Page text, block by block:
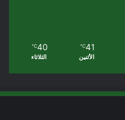
41
℃
الأثنين
40
℃
الثلاثاء